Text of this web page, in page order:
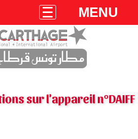
MENU
sur l'appareil n°DAIFF